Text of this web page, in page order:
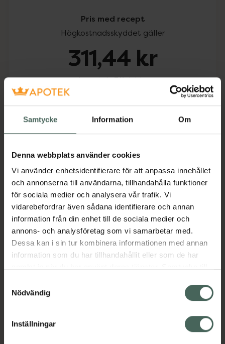
Samtycke Information Om
Denna webbplats använder cookies
Vi använder enhetsidentifierare för att anpassa innehållet
och annonserna till användarna, tillhandahålla funktioner
för sociala medier och analysera vår trafik. Vi
vidarebefordrar även sådana identifierare och annan
information från din enhet till de sociala medier och
annons- och analysföretag som vi samarbetar med.
Dessa kan i sin tur kombinera informationen med annan
information som du har tillhandahållit eller som de har
återkalla ditt samtycke via webbplatsens
cookieinställningar. Ett återkallat samtycke påverkar inte
lagligheten av behandling som skett innan återkallelsen.
Nödvändig
Inställningar
Pris med recept
Högkostnadsskyddet gäller
311,44 kr
I apotek:311,44 kr
Köp via ditt recept
Aktuella erbjudanden
Beskrivning Dölj
Läs alltid bipacksedeln innan
användning.
EAN:
07046264453100
Bipacksedel från FASS Visa